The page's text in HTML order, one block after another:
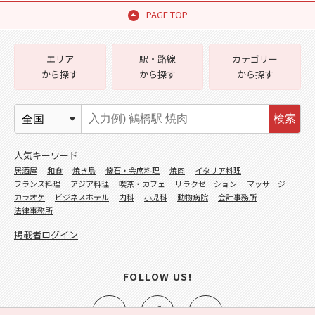
PAGE TOP
エリア
から探す
駅・路線
から探す
カテゴリー
から探す
検索
人気キーワード
居酒屋 和食 焼き鳥 懐石・会席料理 焼肉
イタリア料理
フランス料理
アジア料理 喫茶・カフェ リラクゼーション
マッサージ
カラオケ
ビジネスホテル 内科 小児科 動物病院
会計事務所
法律事務所
掲載者ログイン
FOLLOW US!